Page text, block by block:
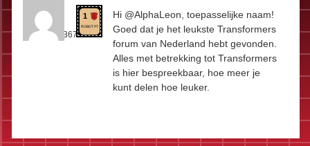
Kees
Rol:
Fan
Berichten:
367
1
ROBOT PT.
Hi @AlphaLeon, toepasselijke naam!
Goed dat je het leukste Transformers
forum van Nederland hebt gevonden.
Alles met betrekking tot Transformers
is hier bespreekbaar, hoe meer je
kunt delen hoe leuker.